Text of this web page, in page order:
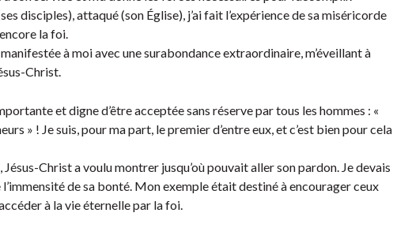
disciples), attaqué (son Église), j’ai fait l’expérience de sa miséricorde
la foi.
à moi avec une surabondance extraordinaire, m’éveillant à
Christ.
et digne d’être acceptée sans réserve par tous les hommes : «
» ! Je suis, pour ma part, le premier d’entre eux, et c’est bien pour cela
Christ a voulu montrer jusqu’où pouvait aller son pardon. Je devais
de sa bonté. Mon exemple était destiné à encourager ceux
à la vie éternelle par la foi.